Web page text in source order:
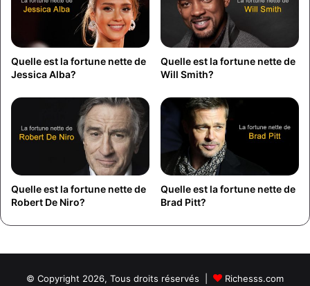
Quelle est la fortune nette de
Jessica Alba?
Quelle est la fortune nette de
Will Smith?
Quelle est la fortune nette de
Robert De Niro?
Quelle est la fortune nette de
Brad Pitt?
© Copyright 2026, Tous droits réservés | Richesss.com